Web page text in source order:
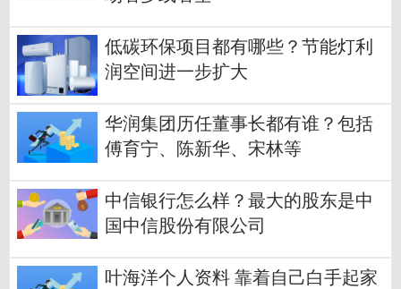
低碳环保项目都有哪些？节能灯利
润空间进一步扩大
华润集团历任董事长都有谁？包括
傅育宁、陈新华、宋林等
中信银行怎么样？最大的股东是中
国中信股份有限公司
叶海洋个人资料 靠着自己白手起家